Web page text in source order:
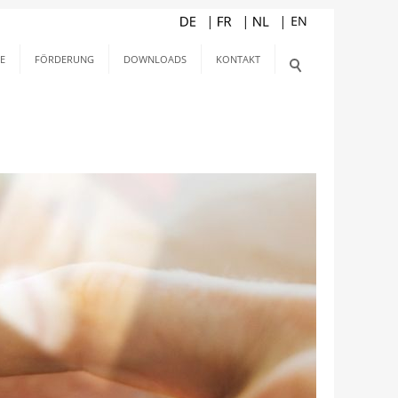
FÖRDERUNG DOWNLOADS KONTAKT